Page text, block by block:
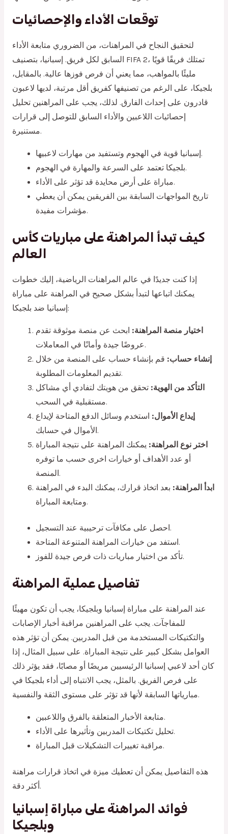
توقعات الأداء والإحصائيات
لتحقيق النجاح في المراهنات، من الضروري متابعة الأداء
السابق لكل فريق. إسبانيا، بتصنيف FIFA 2، تمتلك فريقًا قويًا
مليئًا بالمواهب، مما يعني أن فرص فوزها عالية. بالمقابل،
بلجيكا، على الرغم من تصنيفها كفريق أقل مرتبة، لديها لاعبون
قادرون على إحداث الفارق. لذلك، يجب على المراهنين تحليل
إحصائيات اللاعبين والأداء السابق للتوصل إلى قرارات
مستنيرة.
إسبانيا قوية في الهجوم وتستفيد من مهارات لاعبيها.
بلجيكا تعتمد على السرعة والمهارة في الهجوم.
مباراة على أرض محايدة قد تؤثر على الأداء.
تاريخ المواجهات السابقة بين الفريقين يمكن أن يعطي
مؤشرات مفيدة.
كيف تبدأ المراهنة على مباريات كأس
العالم
إذا كنت جديدًا في عالم المراهنات الرياضية، إليك خطوات
يمكنك اتباعها لتبدأ بشكل صحيح في المراهنة على مباراة
إسبانيا ضد بلجيكا:
اختيار منصة المراهنة: ابحث عن منصة موثوقة تقدم
عروضًا جيدة وأمانًا في المعاملات.
إنشاء حساب: قم بإنشاء حساب على المنصة من خلال
تقديم المعلومات المطلوبة.
التأكد من الهوية: تحقق من هويتك لتفادي أي مشاكل
مستقبلية في السحب.
إيداع الأموال: استخدم وسائل الدفع المتاحة لإيداع
الأموال في حسابك.
اختر نوع المراهنة: يمكنك المراهنة على نتيجة المباراة
أو عدد الأهداف أو خيارات اخرى حسب ما توفره
المنصة.
ابدأ المراهنة: بعد اتخاذ قرارك، يمكنك البدء في المراهنة
ومتابعة المباراة.
احصل على مكافآت ترحيبية عند التسجيل.
استفد من خيارات المراهنة المتنوعة المتاحة.
تأكد من اختيار مباريات ذات فرص جيدة للفوز.
تفاصيل عملية المراهنة
عند المراهنة على مباراة إسبانيا وبلجيكا، يجب أن تكون مهيئًا
للمفاجآت. يجب على المراهنين مراقبة أخبار الإصابات
والتكتيكات المستخدمة من قبل المدربين. يمكن أن تؤثر هذه
العوامل بشكل كبير على نتيجة المباراة. على سبيل المثال، إذا
كان أحد لاعبي إسبانيا الرئيسيين مريضًا أو مصابًا، فقد يؤثر ذلك
على فرص الفريق. بالمثل، يجب الانتباه إلى أداء بلجيكا في
مبارياتها السابقة لأنها قد تؤثر على مستوى الثقة والنفسية.
متابعة الأخبار المتعلقة بالفرق واللاعبين.
تحليل تكتيكات المدربين وتأثيرها على الأداء.
مراقبة تغييرات التشكيلات قبل المباراة.
هذه التفاصيل يمكن أن تعطيك ميزة في اتخاذ قرارات مراهنة
أكثر دقة.
فوائد المراهنة على مباراة إسبانيا
وبلجيكا